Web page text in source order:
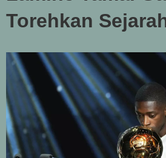
Torehkan